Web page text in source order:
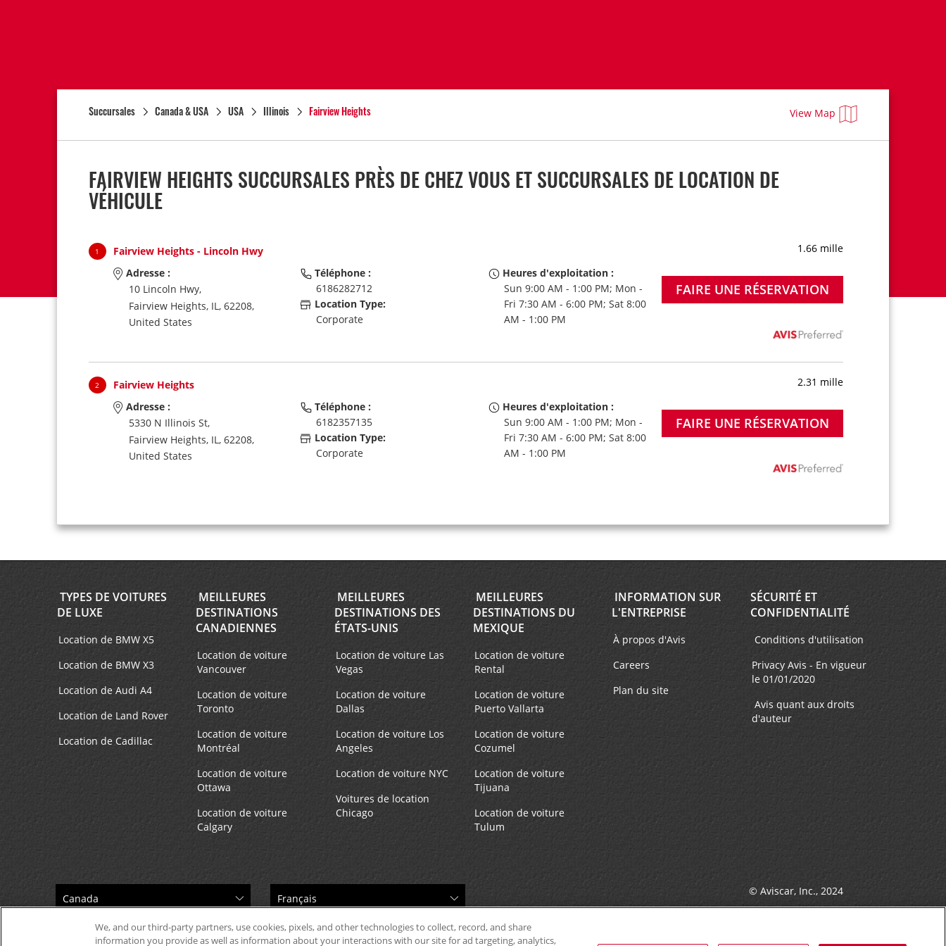
Succursales Canada & USA USA Illinois Fairview Heights View Map
FAIRVIEW HEIGHTS SUCCURSALES PRÈS DE CHEZ VOUS ET SUCCURSALES DE LOCATION DE
VÉHICULE
1 Fairview Heights - Lincoln Hwy
1.66 mille
Adresse :
10 Lincoln Hwy,
Fairview Heights, IL, 62208,
United States
Téléphone :
6186282712
Location Type:
Corporate
Heures d'exploitation :
Sun 9:00 AM - 1:00 PM; Mon -
Fri 7:30 AM - 6:00 PM; Sat 8:00
AM - 1:00 PM
FAIRE UNE RÉSERVATION
2 Fairview Heights
2.31 mille
Adresse :
5330 N Illinois St,
Fairview Heights, IL, 62208,
United States
Téléphone :
6182357135
Location Type:
Corporate
Heures d'exploitation :
Sun 9:00 AM - 1:00 PM; Mon -
Fri 7:30 AM - 6:00 PM; Sat 8:00
AM - 1:00 PM
FAIRE UNE RÉSERVATION
TYPES DE VOITURES
DE LUXE
Location de BMW X5
Location de BMW X3
Location de Audi A4
Location de Land Rover
Location de Cadillac
MEILLEURES
DESTINATIONS
CANADIENNES
Location de voiture
Vancouver
Location de voiture
Toronto
Location de voiture
Montréal
Location de voiture
Ottawa
Location de voiture
Calgary
MEILLEURES
DESTINATIONS DES
ÉTATS-UNIS
Location de voiture Las
Vegas
Location de voiture
Dallas
Location de voiture Los
Angeles
Location de voiture NYC
Voitures de location
Chicago
MEILLEURES
DESTINATIONS DU
MEXIQUE
Location de voiture
Rental
Location de voiture
Puerto Vallarta
Location de voiture
Cozumel
Location de voiture
Tijuana
Location de voiture
Tulum
INFORMATION SUR
L'ENTREPRISE
À propos d'Avis
Careers
Plan du site
SÉCURITÉ ET
CONFIDENTIALITÉ
Conditions d'utilisation
Privacy Avis - En vigueur
le 01/01/2020
Avis quant aux droits
d'auteur
© Aviscar, Inc., 2024
We, and our third-party partners, use cookies, pixels, and other technologies to collect, record, and share
information you provide as well as information about your interactions with our site for ad targeting, analytics,